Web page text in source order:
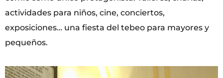
actividades para niños, cine, conciertos,
exposiciones… una fiesta del tebeo para mayores y
pequeños.